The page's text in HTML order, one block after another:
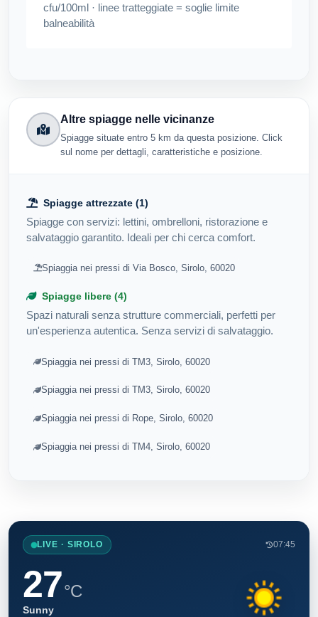
cfu/100ml · linee tratteggiate = soglie limite
balneabilità
Altre spiagge nelle vicinanze
Spiagge situate entro 5 km da questa posizione. Click
sul nome per dettagli, caratteristiche e posizione.
Spiagge attrezzate (1)
Spiagge con servizi: lettini, ombrelloni, ristorazione e
salvataggio garantito. Ideali per chi cerca comfort.
Spiaggia nei pressi di Via Bosco, Sirolo, 60020
Spiagge libere (4)
Spazi naturali senza strutture commerciali, perfetti per
un'esperienza autentica. Senza servizi di salvataggio.
Spiaggia nei pressi di TM3, Sirolo, 60020
Spiaggia nei pressi di TM3, Sirolo, 60020
Spiaggia nei pressi di Rope, Sirolo, 60020
Spiaggia nei pressi di TM4, Sirolo, 60020
LIVE · SIROLO 07:45
27°C
Sunny